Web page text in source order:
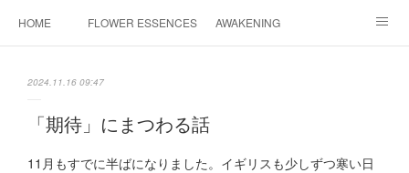
HOME FLOWER ESSENCES AWAKENING
INSTAGRAM
2024.11.16 09:47
「期待」にまつわる話
11月もすでに半ばになりました。イギリスも少しずつ寒い日